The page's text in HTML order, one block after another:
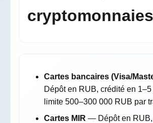
cryptomonnaies
Cartes bancaires (Visa/
Dépôt en RUB, crédité en
limite 500–300 000 RUB par
Cartes MIR — Dépôt en RUB,